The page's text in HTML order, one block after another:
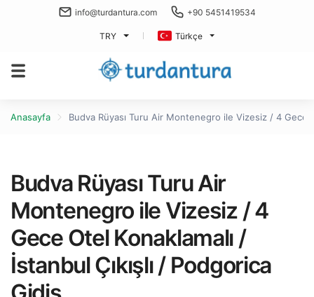
info@turdantura.com +90 5451419534
TRY Türkçe
Anasayfa Budva Rüyası Turu Air Montenegro ile Vizesiz / 4 Gece
Budva Rüyası Turu Air
Montenegro ile Vizesiz / 4
Gece Otel Konaklamalı /
İstanbul Çıkışlı / Podgorica